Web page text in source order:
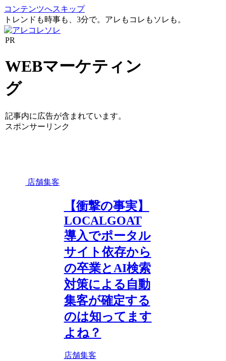
コンテンツへスキップ
トレンドも時事も、3分で。アレもコレもソレも。
PR
WEBマーケティン
グ
記事内に広告が含まれています。
スポンサーリンク
店舗集客
【衝撃の事実】
LOCALGOAT
導入でポータル
サイト依存から
の卒業とAI検索
対策による自動
集客が確定する
のは知ってます
よね？
店舗集客